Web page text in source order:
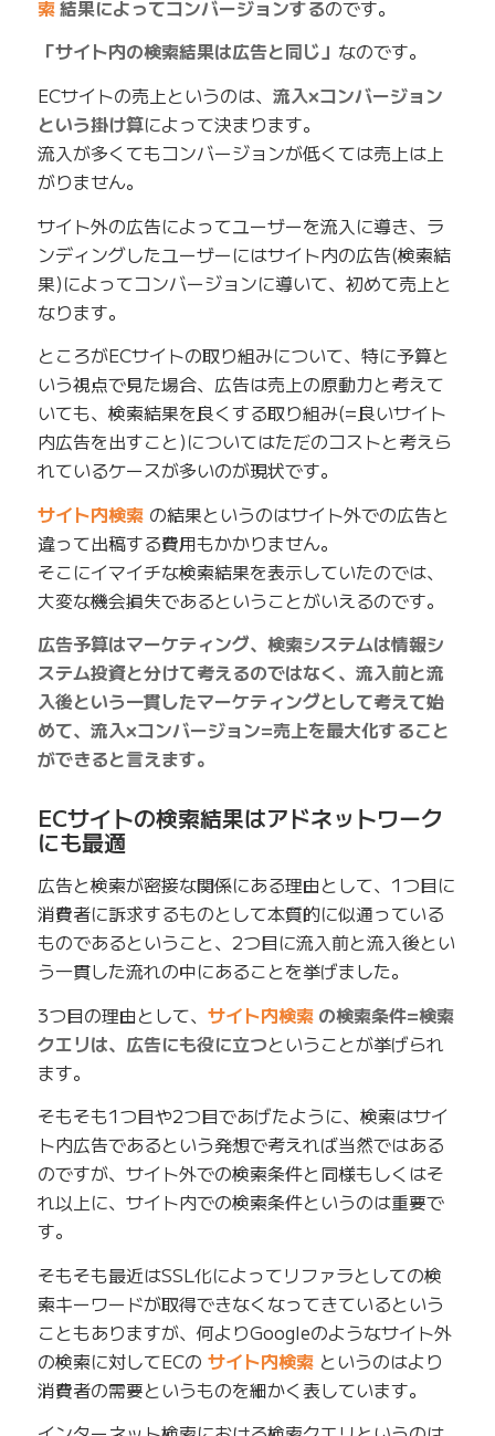
索結果によってコンバージョンするのです。
「サイト内の検索結果は広告と同じ」 なのです。
ECサイトの売上というのは、 流入×コンバージョン
という掛け算によって決まります。
流入が多くてもコンバージョンが低くては売上は上
がりません。
サイト外の広告によってユーザーを流入に導き、ラ
ンディングしたユーザーにはサイト内の広告(検索結
果)によってコンバージョンに導いて、初めて売上と
なります。
ところがECサイトの取り組みについて、特に予算と
いう視点で見た場合、広告は売上の原動力と考えて
いても、検索結果を良くする取り組み(=良いサイト
内広告を出すこと)についてはただのコストと考えら
れているケースが多いのが現状です。
サイト内検索の結果というのはサイト外での広告と
違って出稿する費用もかかりません。
そこにイマイチな検索結果を表示していたのでは、
大変な機会損失であるということがいえるのです。
広告予算はマーケティング、検索システムは情報シ
ステム投資と分けて考えるのではなく、流入前と流
入後という一貫したマーケティングとして考えて始
めて、流入×コンバージョン=売上を最大化すること
ができると言えます。
ECサイトの検索結果はアドネットワーク
にも最適
広告と検索が密接な関係にある理由として、1つ目に
消費者に訴求するものとして本質的に似通っている
ものであるということ、2つ目に流入前と流入後とい
う一貫した流れの中にあることを挙げました。
3つ目の理由として、 サイト内検索の検索条件=検索
クエリは、広告にも役に立つということが挙げられ
ます。
そもそも1つ目や2つ目であげたように、検索はサイ
ト内広告であるという発想で考えれば当然ではある
のですが、サイト外での検索条件と同様もしくはそ
れ以上に、サイト内での検索条件というのは重要で
す。
そもそも最近はSSL化によってリファラとしての検
索キーワードが取得できなくなってきているという
こともありますが、何よりGoogleのようなサイト外
の検索に対してECの サイト内検索というのはより
消費者の需要というものを細かく表しています。